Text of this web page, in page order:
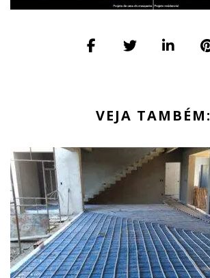
VEJA TAMBÉM: